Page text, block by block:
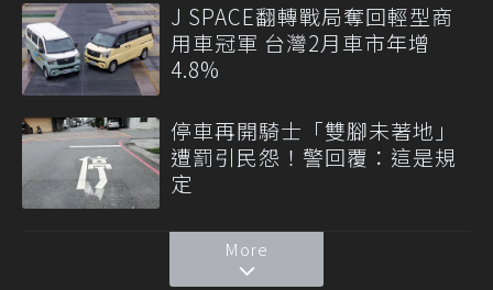
J SPACE翻轉戰局奪回輕型商
用車冠軍 台灣2月車市年增
4.8%
停車再開騎士「雙腳未著地」
遭罰引民怨！警回覆：這是規
定
More